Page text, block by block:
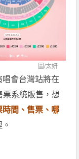
圖/太妍
會台灣站將在
票系統販售，想
時間、售票、哪